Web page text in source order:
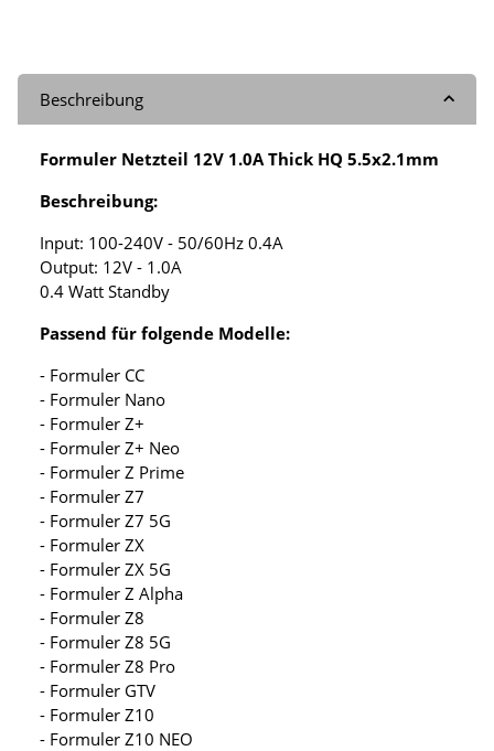
Beschreibung
Formuler Netzteil 12V 1.0A Thick HQ 5.5x2.1mm
Beschreibung:
Input: 100-240V - 50/60Hz 0.4A
Output: 12V - 1.0A
0.4 Watt Standby
Passend für folgende Modelle:
- Formuler CC
- Formuler Nano
- Formuler Z+
- Formuler Z+ Neo
- Formuler Z Prime
- Formuler Z7
- Formuler Z7 5G
- Formuler ZX
- Formuler ZX 5G
- Formuler Z Alpha
- Formuler Z8
- Formuler Z8 5G
- Formuler Z8 Pro
- Formuler GTV
- Formuler Z10
- Formuler Z10 NEO